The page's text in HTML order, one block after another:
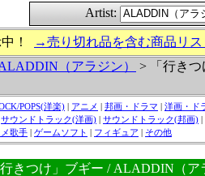
Artist:
！
→売り切れ品を含む商品リ
（アラジン）
> 「行きつ
POPS(洋楽) | アニメ | 邦画・ドラマ | 洋画・ド
サウンドトラック(洋画) | サウンドトラック(邦画) |
歌手 | ゲームソフト | フィギュア | その他
行きつけ」ブギー / ALADDIN（